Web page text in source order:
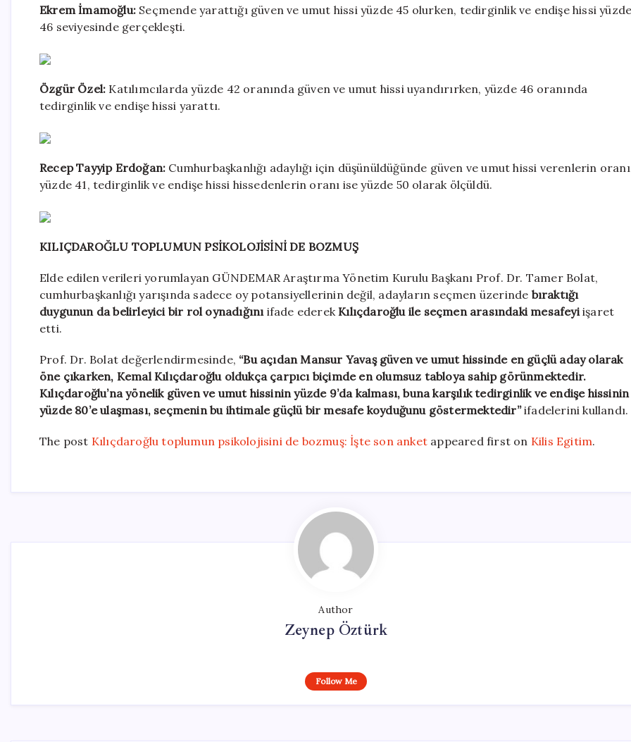
Ekrem İmamoğlu: Seçmende yarattığı güven ve umut hissi yüzde 45 olurken, tedirginlik ve endişe hissi
46 seviyesinde gerçekleşti.
Özgür Özel: Katılımcılarda yüzde 42 oranında güven ve umut hissi uyandırırken, yüzde 46 oranında
tedirginlik ve endişe hissi yarattı.
Recep Tayyip Erdoğan: Cumhurbaşkanlığı adaylığı için düşünüldüğünde güven ve umut hissi verenlerin oranı
yüzde 41, tedirginlik ve endişe hissi hissedenlerin oranı ise yüzde 50 olarak ölçüldü.
KILIÇDAROĞLU TOPLUMUN PSİKOLOJİSİNİ DE BOZMUŞ
Elde edilen verileri yorumlayan GÜNDEMAR Araştırma Yönetim Kurulu Başkanı Prof. Dr. Tamer Bolat,
cumhurbaşkanlığı yarışında sadece oy potansiyellerinin değil, adayların seçmen üzerinde bıraktığı
duygunun da belirleyici bir rol oynadığınıifade ederekKılıçdaroğlu ile seçmen arasındaki mesafeyiişaret
etti.
Prof. Dr. Bolat değerlendirmesinde, “Bu açıdan Mansur Yavaş güven ve umut hissinde en güçlü aday olarak
öne çıkarken, Kemal Kılıçdaroğlu oldukça çarpıcı biçimde en olumsuz tabloya sahip görünmektedir.
Kılıçdaroğlu’na yönelik güven ve umut hissinin yüzde 9’da kalması, buna karşılık tedirginlik ve endişe hissinin
yüzde 80’e ulaşması, seçmenin bu ihtimale güçlü bir mesafe koyduğunu göstermektedir”ifadelerini kullandı.
The post Kılıçdaroğlu toplumun psikolojisini de bozmuş: İşte son anket appeared first on Kilis Egitim.
Author
Zeynep Öztürk
Follow Me